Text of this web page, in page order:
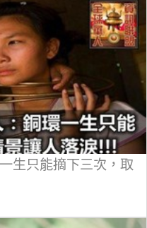
生只能摘下三次，取